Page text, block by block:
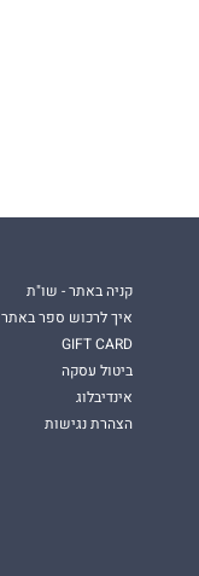
קניה באתר - שו"ת
איך לרכוש ספר באתר
GIFT CARD
ביטול עסקה
אינדיבלוג
הצהרת נגישות